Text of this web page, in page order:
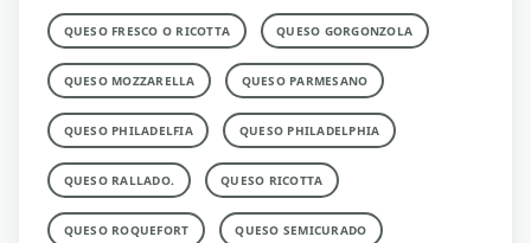
QUESO FRESCO O RICOTTA QUESO GORGONZOLA
QUESO MOZZARELLA QUESO PARMESANO
QUESO PHILADELFIA QUESO PHILADELPHIA
QUESO RALLADO. QUESO RICOTTA
QUESO ROQUEFORT QUESO SEMICURADO